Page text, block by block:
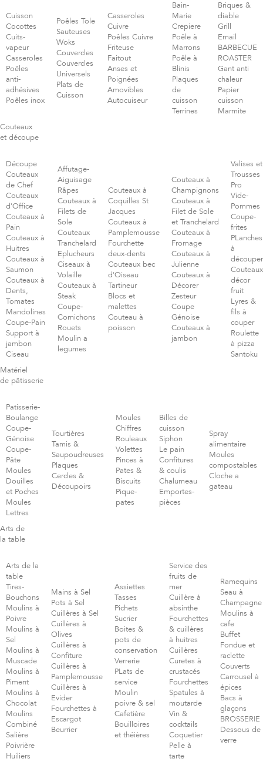
Cuisson
Cocottes
Cuits-
vapeur
Casseroles
Poêles
anti-
adhésives
Poêles inox
Poêles Tole
Sauteuses
Woks
Couvercles
Couvercles
Universels
Plats de
Cuisson
Casseroles
Cuivre
Poêles Cuivre
Friteuse
Faitout
Anses et
Poignées
Amovibles
Autocuiseur
Bain-
Marie
Crepiere
Poêle à
Marrons
Poêle à
Blinis
Plaques
de
cuisson
Terrines
Briques &
diable
Grill
Email
BARBECUE
ROASTER
Gant anti
chaleur
Papier
cuisson
Marmite
Couteaux
et découpe
Découpe
Couteaux
de Chef
Couteaux
d'Office
Couteaux à
Pain
Couteaux à
Huitres
Couteaux à
Saumon
Couteaux à
Dents,
Tomates
Mandolines
Coupe-Pain
Support à
jambon
Ciseau
Affutage-
Aiguisage
Râpes
Couteaux à
Filets de
Sole
Couteaux
Tranchelard
Eplucheurs
Ciseaux à
Volaille
Couteaux à
Steak
Coupe-
Cornichons
Rouets
Moulin a
legumes
Couteaux à
Coquilles St
Jacques
Couteaux à
Pamplemousse
Fourchette
deux-dents
Couteaux bec
d'Oiseau
Tartineur
Blocs et
malettes
Couteau à
poisson
Couteaux à
Champignons
Couteaux à
Filet de Sole
et Tranchelard
Couteaux à
Fromage
Couteaux à
Julienne
Couteaux à
Décorer
Zesteur
Coupe
Génoise
Couteaux à
jambon
Valises et
Trousses
Pro
Vide-
Pommes
Coupe-
frites
PLanches
à
découper
Couteaux
décor
fruit
Lyres &
fils à
couper
Roulette
à pizza
Santoku
Matériel
de pâtisserie
Patisserie-
Boulange
Coupe-
Génoise
Coupe-
Pâte
Moules
Douilles
et Poches
Moules
Lettres
Tourtières
Tamis &
Saupoudreuses
Plaques
Cercles &
Découpoirs
Moules
Chiffres
Rouleaux
Volettes
Pinces à
Pates &
Biscuits
Pique-
pates
Billes de
cuisson
Siphon
Le pain
Confitures
& coulis
Chalumeau
Emportes-
pièces
Spray
alimentaire
Moules
compostables
Cloche a
gateau
Arts de
la table
Arts de la
table
Tires-
Bouchons
Moulins à
Poivre
Moulins à
Sel
Moulins à
Muscade
Moulins à
Piment
Moulins à
Chocolat
Moulins
Combiné
Salière
Poivrière
Huiliers
Mains à Sel
Pots à Sel
Cuillères à Sel
Cuillères à
Olives
Cuillères à
Confiture
Cuillères à
Pamplemousse
Cuillères à
Evider
Fourchettes à
Escargot
Beurrier
Assiettes
Tasses
Pichets
Sucrier
Boites &
pots de
conservation
Verrerie
PLats de
service
Moulin
poivre & sel
Cafetière
Bouilloires
et théières
Service des
fruits de
mer
Cuillère à
absinthe
Fourchettes
& cuillères
à huitres
Cuillères
Curetes à
crustacés
Fourchettes
Spatules à
moutarde
Vin &
cocktails
Coquetier
Pelle à
tarte
Ramequins
Seau à
Champagne
Moulins à
cafe
Buffet
Fondue et
raclette
Couverts
Carrousel à
épices
Bacs à
glaçons
BROSSERIE
Dessous de
verre